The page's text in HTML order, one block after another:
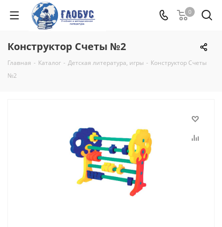
0
Конструктор Счеты №2
Главная - Каталог - Детская литература, игры - Конструктор Счеты
№2